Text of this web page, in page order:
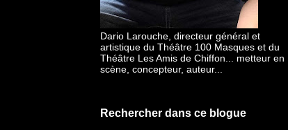
Dario Larouche, directeur général et
artistique du Théâtre 100 Masques et du
Théâtre Les Amis de Chiffon... metteur en
scène, concepteur, auteur...
Rechercher dans ce blogue